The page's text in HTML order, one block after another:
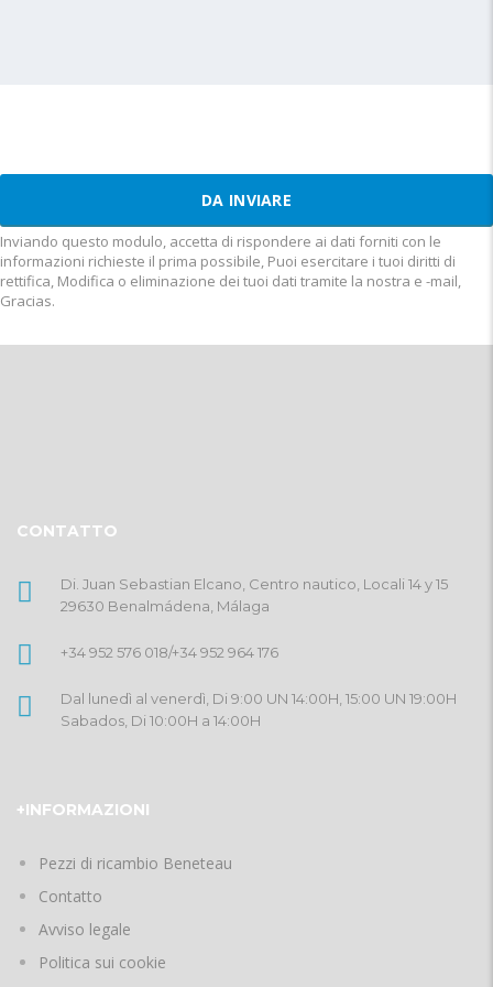
Inviando questo modulo, accetta di rispondere ai dati forniti con le
informazioni richieste il prima possibile, Puoi esercitare i tuoi diritti di
rettifica, Modifica o eliminazione dei tuoi dati tramite la nostra e -mail,
Gracias.
CONTATTO
Di. Juan Sebastian Elcano, Centro nautico, Locali 14 y 15
29630 Benalmádena, Málaga
+34 952 576 018/+34 952 964 176
Dal lunedì al venerdì, Di 9:00 UN 14:00H, 15:00 UN 19:00H
Sabados, Di 10:00H a 14:00H
+INFORMAZIONI
Pezzi di ricambio Beneteau
Contatto
Avviso legale
Politica sui cookie